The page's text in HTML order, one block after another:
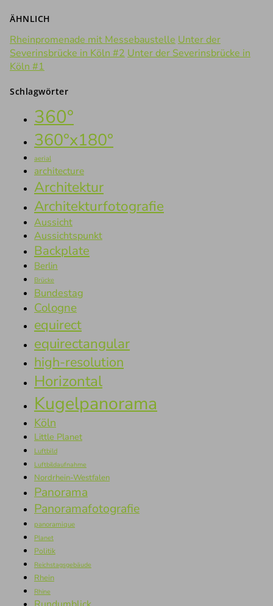
ÄHNLICH
Rheinpromenade mit Messebaustelle Unter der
Severinsbrücke in Köln #2 Unter der Severinsbrücke in
Köln #1
Schlagwörter
360°
360°x180°
aerial
architecture
Architektur
Architekturfotografie
Aussicht
Aussichtspunkt
Backplate
Berlin
Brücke
Bundestag
Cologne
equirect
equirectangular
high-resolution
Horizontal
Kugelpanorama
Köln
Little Planet
Luftbild
Luftbildaufnahme
Nordrhein-Westfalen
Panorama
Panoramafotografie
panoramique
Planet
Politik
Reichstagsgebäude
Rhein
Rhine